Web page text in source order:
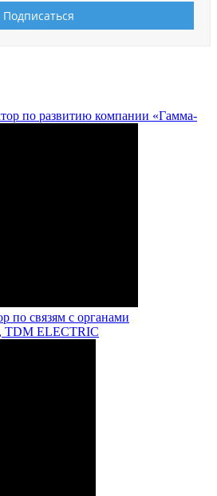
по развитию компании «Гамма-
по связям с органами
TDM ELECTRIC